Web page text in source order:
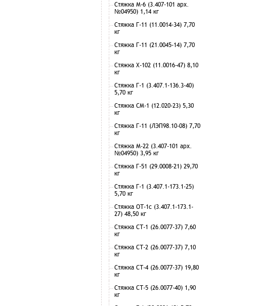
Стяжка М-6 (3.407-101 арх.
№04950) 1,14 кг
Стяжка Г-11 (11.0014-34) 7,70
кг
Стяжка Г-11 (21.0045-14) 7,70
кг
Стяжка Х-102 (11.0016-47) 8,10
кг
Стяжка Г-1 (3.407.1-136.3-40)
5,70 кг
Стяжка СМ-1 (12.020-23) 5,30
кг
Стяжка Г-11 (ЛЭП98.10-08) 7,70
кг
Стяжка М-22 (3.407-101 арх.
№04950) 3,95 кг
Стяжка Г-51 (29.0008-21) 29,70
кг
Стяжка Г-1 (3.407.1-173.1-25)
5,70 кг
Стяжка ОТ-1с (3.407.1-173.1-
27) 48,50 кг
Стяжка СТ-1 (26.0077-37) 7,60
кг
Стяжка СТ-2 (26.0077-37) 7,10
кг
Стяжка СТ-4 (26.0077-37) 19,80
кг
Стяжка СТ-5 (26.0077-40) 1,90
кг